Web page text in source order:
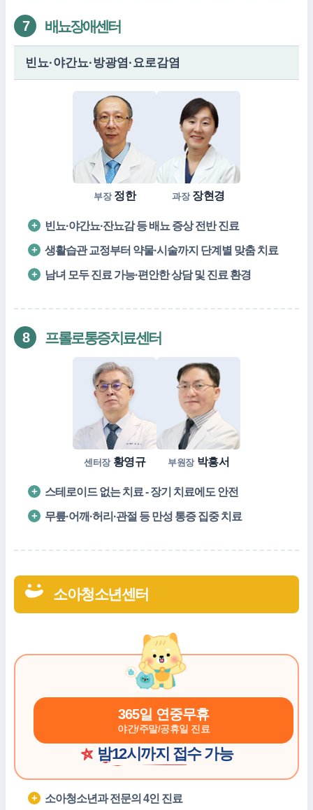
7 배뇨장애센터
부장 정한 과장 장현경
빈뇨·야간뇨·방광염·요로감염
빈뇨·야간뇨·잔뇨감 등 배뇨 증상 전반 진료
생활습관 교정부터 약물·시술까지 단계별 맞춤 치료
남녀 모두 진료 가능·편안한 상담 및 진료 환경
8 프롤로통증치료센터
센터장 황영규 부원장 박흥서
스테로이드 없는 치료 - 장기 치료에도 안전
무릎·어깨·허리·관절 등 만성 통증 집중 치료
소아청소년센터
365일 연중무휴
야간/주말/공휴일 진료
밤12시까지 접수 가능
소아청소년과 전문의 4인 진료